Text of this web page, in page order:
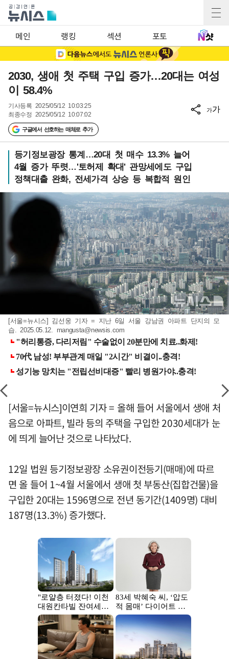
메인 랭킹 섹션 포토
2030, 생애 첫 주택 구입 증가…20대는 여성
이 58.4%
기사등록 2025/05/12 10:03:25
최종수정 2025/05/12 10:07:02
구글에서 선호하는 매체로 추가
가가
등기정보광장 통계…20대 첫 매수 13.3% 늘어
4월 증가 뚜렷…'토허제 확대' 관망세에도 구입
정책대출 완화, 전세가격 상승 등 복합적 원인
[서울=뉴시스] 김선웅 기자 = 지난 6일 서울 강남권 아파트 단지의 모
습. 2025.05.12. mangusta@newsis.com
[서울=뉴시스]이연희 기자 = 올해 들어 서울에서 생애 처
음으로 아파트, 빌라 등의 주택을 구입한 2030세대가 눈
에 띄게 늘어난 것으로 나타났다.
12일 법원 등기정보광장 소유권이전등기(매매)에 따르
면 올 들어 1~4월 서울에서 생애 첫 부동산(집합건물)을
구입한 20대는 1596명으로 전년 동기간(1409명) 대비
187명(13.3%) 증가했다.